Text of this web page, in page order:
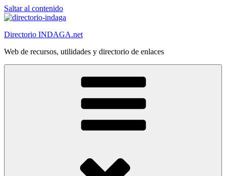
Saltar al contenido
Directorio INDAGA.net
Web de recursos, utilidades y directorio de enlaces